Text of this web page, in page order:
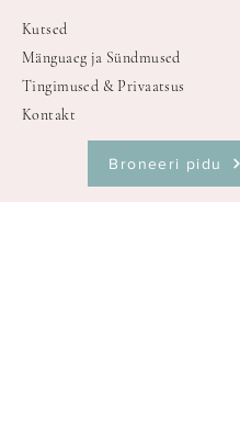
Kutsed
Mänguaeg ja Sündmused
Tingimused & Privaatsus
Kontakt
Broneeri pidu